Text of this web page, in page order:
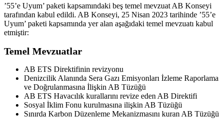
’55’e Uyum’ paketi kapsamındaki beş temel mevzuat AB Konseyi
tarafından kabul edildi. AB Konseyi, 25 Nisan 2023 tarihinde ’55’e
Uyum’ paketi kapsamında yer alan aşağıdaki temel mevzuatı kabul
etmiştir:
Temel Mevzuatlar
AB ETS Direktifinin revizyonu
Denizcilik Alanında Sera Gazı Emisyonları İzleme Raporlama
ve Doğrulanmasına İlişkin AB Tüzüğü
AB ETS Havacılık kurallarını revize eden AB Direktifi
Sosyal İklim Fonu kurulmasına ilişkin AB Tüzüğü
Sınırda Karbon Düzenleme Mekanizmasını kuran AB Tüzüğü